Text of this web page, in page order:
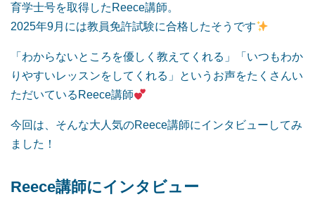
育学士号を取得したReece講師。
2025年9月には教員免許試験に合格したそうです
「わからないところを優しく教えてくれる」「いつもわか
りやすいレッスンをしてくれる」というお声をたくさんい
ただいているReece講師
今回は、そんな大人気のReece講師にインタビューしてみ
ました！
Reece講師にインタビュー